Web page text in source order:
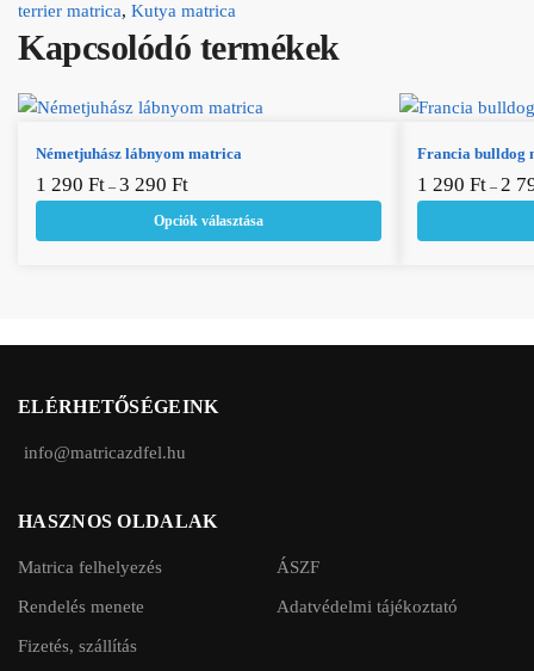
terrier matrica, Kutya matrica
Kapcsolódó termékek
Németjuhász lábnyom matrica
1 290 Ft – 3 290 Ft
Opciók választása
Ennek a terméknek több variációja van. A
változatok a termékoldalon választhatók ki
Francia bulldog
1 290 Ft – 2
Ennek a
változatok a
ELÉRHETŐSÉGEINK
info@matricazdfel.hu
HASZNOS OLDALAK
Matrica felhelyezés
Rendelés menete
Fizetés, szállítás
ÁSZF
Adatvédelmi tájékoztató